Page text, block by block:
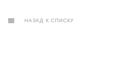
НАЗАД К СПИСКУ